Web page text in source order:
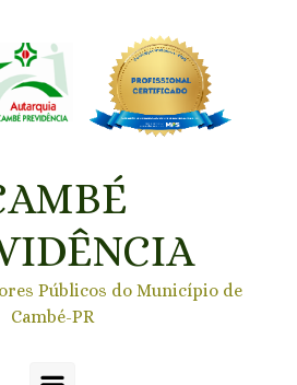
Públicos do Município de
Cambé-PR